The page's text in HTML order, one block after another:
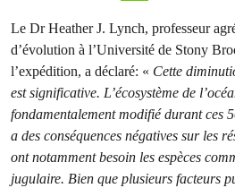
Le Dr Heather J. Lynch, professeur
d’évolution à l’Université de Stony
l’expédition, a déclaré: « Cette
est significative. L’écosystème de
fondamentalement modifié durant ces
a des conséquences négatives sur les
ont notamment besoin les espèces
jugulaire. Bien que plusieurs facteurs